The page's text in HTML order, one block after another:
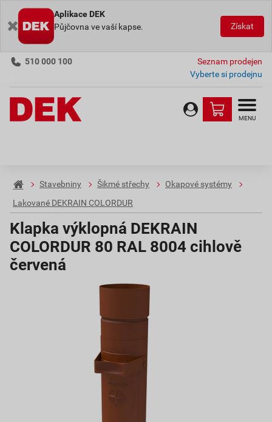
Aplikace DEK
Půjčovna ve vaší kapse.
Získat
510 000 100
Seznam prodejen
Vyberte si prodejnu
MENU
Stavebniny Šikmé střechy
Okapové systémy
Lakované DEKRAIN COLORDUR
Klapka výklopná DEKRAIN
COLORDUR 80 RAL 8004 cihlově
červená